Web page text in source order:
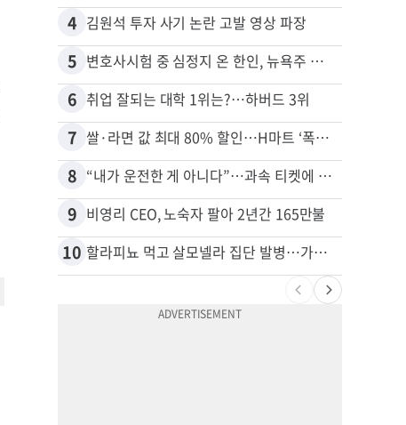
4 김원석 투자 사기 논란 고발 영상 파장
5 변호사시험 중 심정지 온 한인, 뉴욕주 제소
6 취업 잘되는 대학 1위는?…하버드 3위
7 쌀·라면 값 최대 80% 할인…H마트 ‘폭탄 세일’
8 “내가 운전한 게 아니다”…과속 티켓에 오토파일럿 탓한 운전자
9 비영리 CEO, 노숙자 팔아 2년간 165만불
10 할라피뇨 먹고 살모넬라 집단 발병…가주 등 27개 주 확산